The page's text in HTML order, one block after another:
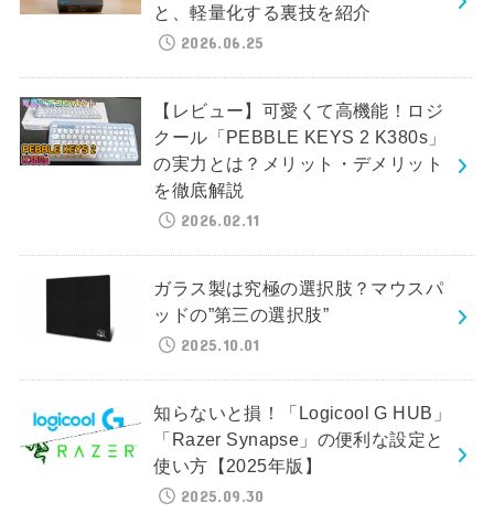
と、軽量化する裏技を紹介
2026.06.25
【レビュー】可愛くて高機能！ロジ
クール「PEBBLE KEYS 2 K380s」
の実力とは？メリット・デメリット
を徹底解説
2026.02.11
ガラス製は究極の選択肢？マウスパ
ッドの”第三の選択肢”
2025.10.01
知らないと損！「Logicool G HUB」
「Razer Synapse」の便利な設定と
使い方【2025年版】
2025.09.30